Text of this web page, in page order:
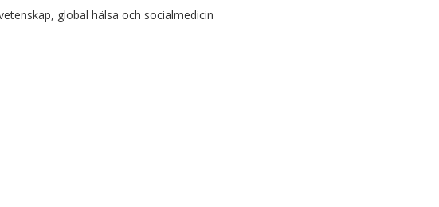
global hälsa och socialmedicin